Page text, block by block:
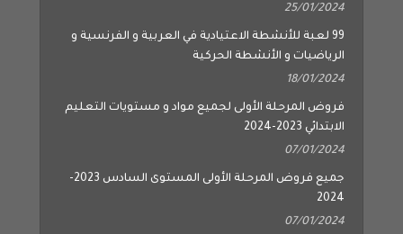
25/01/2024
99 لعبة للأنشطة الاعتيادية في العربية و الفرنسية و
الرياضيات و الأنشطة الحركية
18/01/2024
فروض المرحلة الأولى لجميع مواد و مستويات التعليم
الابتدائي 2023-2024
07/01/2024
جميع فروض المرحلة الأولى المستوى السادس 2023-
2024
07/01/2024